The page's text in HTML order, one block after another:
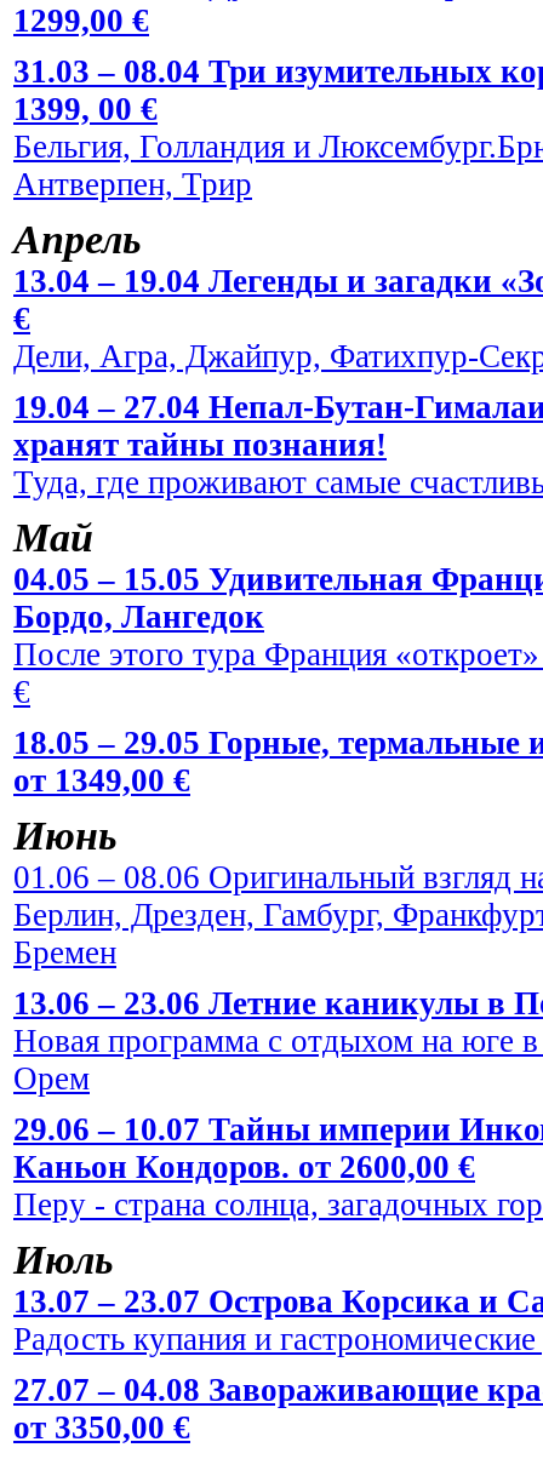
1299,00 €
31.03 – 08.04 Три изумительных
1399, 00 €
Бельгия, Голландия и
Антверпен, Трир
Апрель
13.04 – 19.04 Легенды и загадки
€
Дели, Агра, Джайпур, Фатихпур-
19.04 – 27.04 Непал-Бутан-
хранят тайны познания!
Туда, где проживают самые
Май
04.05 – 15.05 Удивительная
Бордо, Лангедок
После этого тура Франция
€
18.05 – 29.05 Горные,
от 1349,00 €
Июнь
01.06 – 08.06 Оригинальный взгляд
Берлин, Дрезден, Гамбург,
Бремен
13.06 – 23.06 Летние каникулы в
Новая программа с отдыхом на юге
Орем
29.06 – 10.07 Тайны империи
Каньон Кондоров. от 2600,00 €
Перу - страна солнца, загадочных
Июль
13.07 – 23.07 Острова Корсика и
Радость купания и
27.07 – 04.08 Завораживающие
от 3350,00 €